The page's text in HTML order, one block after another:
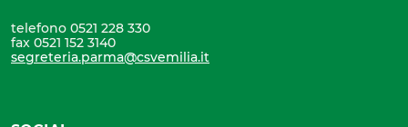
telefono 0521 228 330
fax 0521 152 3140
segreteria.parma@csvemilia.it